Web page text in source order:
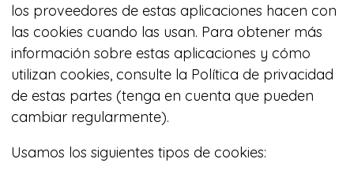
los proveedores de estas aplicaciones hacen con
las cookies cuando las usan. Para obtener más
información sobre estas aplicaciones y cómo
utilizan cookies, consulte la Política de privacidad
de estas partes (tenga en cuenta que pueden
cambiar regularmente).
Usamos los siguientes tipos de cookies: